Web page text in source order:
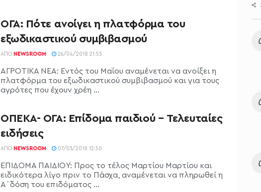
ΟΓΑ: Πότε ανοίγει η πλατφόρμα του
εξωδικαστικού συμβιβασμού
ΑΠΌ NEWSROOM 26/04/2018 21:53
ΑΓΡΟΤΙΚΑ ΝΕΑ: Εντός του Μαΐου αναμένεται να ανοίξει η
πλατφόρμα του εξωδικαστικού συμβιβασμού και για τους
αγρότες που έχουν χρέη ...
ΟΠΕΚΑ- ΟΓΑ: Επίδομα παιδιού – Τελευταίες
ειδήσεις
ΑΠΌ NEWSROOM 07/03/2018 12:50
ΕΠΙΔΟΜΑ ΠΑΙΔΙΟΥ: Προς το τέλος Μαρτίου Μαρτίου και
ειδικότερα λίγο πριν το Πάσχα, αναμένεται να πληρωθεί η
Α΄δόση του επιδόματος ...